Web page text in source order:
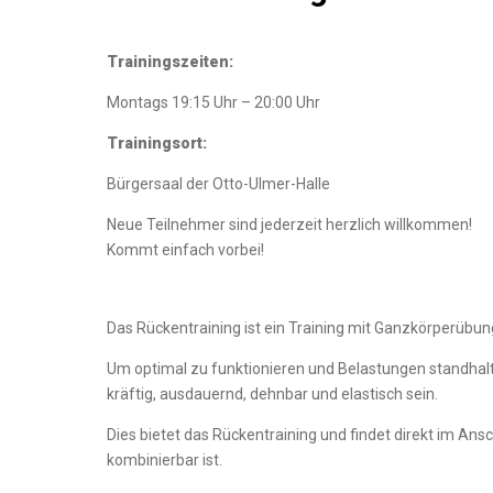
Trainingszeiten:
Montags 19:15 Uhr – 20:00 Uhr
Trainingsort:
Bürgersaal der Otto-Ulmer-Halle
Neue Teilnehmer sind jederzeit herzlich willkommen!
Kommt einfach vorbei!
Das Rückentraining ist ein Training mit
Um optimal zu funktionieren und Belastungen
kräftig, ausdauernd, dehnbar und elastisch sein.
Dies bietet das Rückentraining und findet direkt im
kombinierbar ist.